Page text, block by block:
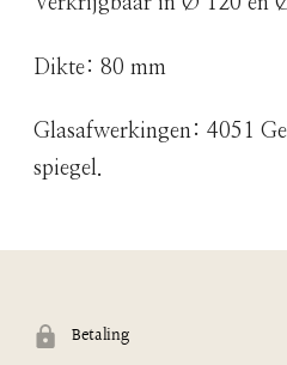
Dikte: 80 mm
Glasafwerkingen: 4051
spiegel.
winkelwagen
toevoegen
Betaling